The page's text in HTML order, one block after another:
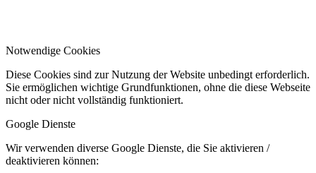
Notwendige Cookies
Diese Cookies sind zur Nutzung der Website unbedingt erforderlich.
Sie ermöglichen wichtige Grundfunktionen, ohne die diese Webseite
nicht oder nicht vollständig funktioniert.
Google Dienste
Wir verwenden diverse Google Dienste, die Sie aktivieren /
deaktivieren können: